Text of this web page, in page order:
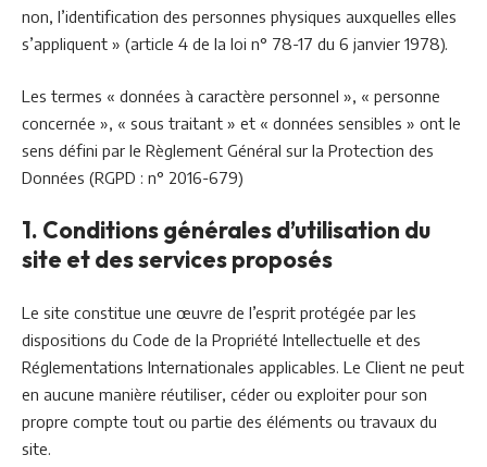
non, l’identification des personnes physiques auxquelles elles
s’appliquent » (article 4 de la loi n° 78-17 du 6 janvier 1978).
Les termes « données à caractère personnel », « personne
concernée », « sous traitant » et « données sensibles » ont le
sens défini par le Règlement Général sur la Protection des
Données (RGPD : n° 2016-679)
1. Conditions générales d’utilisation du
site et des services proposés
Le site constitue une œuvre de l’esprit protégée par les
dispositions du Code de la Propriété Intellectuelle et des
Réglementations Internationales applicables. Le Client ne peut
en aucune manière réutiliser, céder ou exploiter pour son
propre compte tout ou partie des éléments ou travaux du
site.